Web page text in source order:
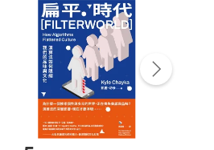
「申請取消訂單/退
完成訂單
Complete